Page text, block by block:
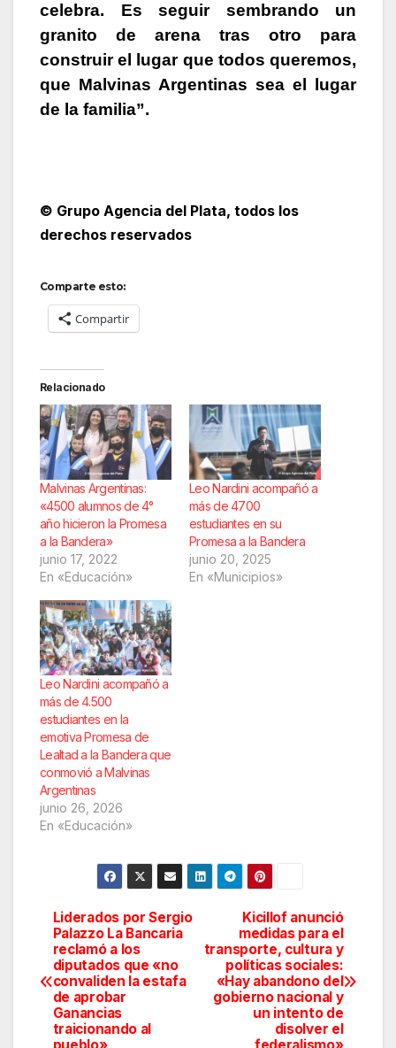
celebra. Es seguir sembrando un
granito de arena tras otro para
construir el lugar que todos queremos,
que Malvinas Argentinas sea el lugar
de la familia”.
© Grupo Agencia del Plata, todos los
derechos reservados
Comparte esto:
Compartir
Relacionado
Malvinas Argentinas:
«4500 alumnos de 4°
año hicieron la Promesa
a la Bandera»
junio 17, 2022
En «Educación»
Leo Nardini acompañó a
más de 4700
estudiantes en su
Promesa a la Bandera
junio 20, 2025
En «Municipios»
Leo Nardini acompañó a
más de 4.500
estudiantes en la
emotiva Promesa de
Lealtad a la Bandera que
conmovió a Malvinas
Argentinas
junio 26, 2026
En «Educación»
Navegación
de
entradas
Kicillof anunció
medidas para el
transporte, cultura y
políticas sociales:
«Hay abandono del
gobierno nacional y
un intento de
disolver el
Liderados por Sergio
Palazzo La Bancaria
reclamó a los
diputados que «no
convaliden la estafa
de aprobar
Ganancias
traicionando al